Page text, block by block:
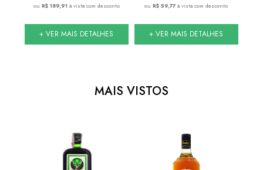
ou R$ 189,91 à vista com desconto
+ VER MAIS DETALHES
ouR$ 59,77 à vista com desconto
+ VER MAIS DETALHES
MAIS VISTOS